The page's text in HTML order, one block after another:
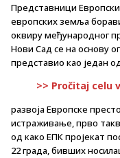
Представници
европских земља
оквиру међународног
Нови Сад се на основу
представио као један
>> Pročitaj celu
развоја Европске
истраживање, прво
од како ЕПК пројекат
22 града, бивших